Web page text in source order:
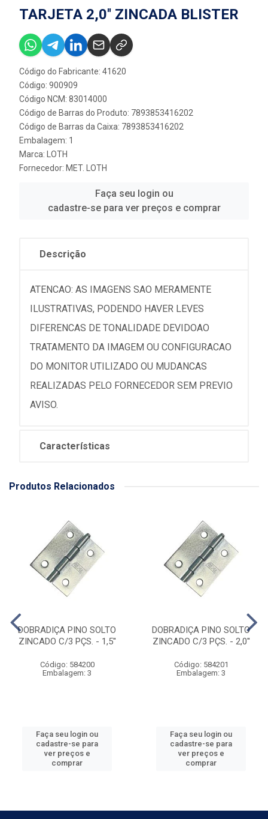
TARJETA 2,0'' ZINCADA BLISTER
Código do Fabricante: 41620
Código: 900909
Código NCM: 83014000
Código de Barras do Produto: 7893853416202
Código de Barras da Caixa: 7893853416202
Embalagem: 1
Marca:
LOTH
Fornecedor: MET. LOTH
Faça seu login ou
cadastre-se para ver preços e comprar
Descrição
ATENCAO: AS IMAGENS SAO MERAMENTE
ILUSTRATIVAS, PODENDO HAVER LEVES
DIFERENCAS DE TONALIDADE DEVIDOAO
TRATAMENTO DA IMAGEM OU CONFIGURACAO
DO MONITOR UTILIZADO OU MUDANCAS
REALIZADAS PELO FORNECEDOR SEM PREVIO
AVISO.
Características
Produtos Relacionados
DOBRADIÇA PINO SOLTO
ZINCADO C/3 PÇS. - 1,5''
Código: 584200
Embalagem: 3
Faça seu login ou
cadastre-se para
ver preços e
comprar
DOBRADIÇA PINO SOLTO
ZINCADO C/3 PÇS. - 2,0''
Código: 584201
Embalagem: 3
Faça seu login ou
cadastre-se para
ver preços e
comprar